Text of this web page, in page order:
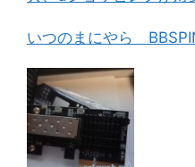
いつのまにやら